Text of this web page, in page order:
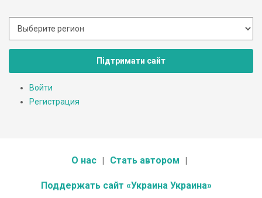
Підтримати сайт
Войти
Регистрация
О нас Стать автором
Поддержать сайт «Украина Украина»